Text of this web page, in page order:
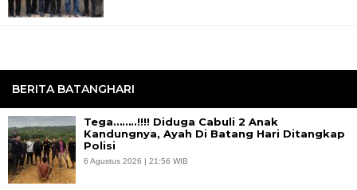
BERITA BATANGHARI
Tega……..!!!! Diduga Cabuli 2 Anak
Kandungnya, Ayah Di Batang Hari Ditangkap
Polisi
6 Agustus 2026 | 21:56 WIB